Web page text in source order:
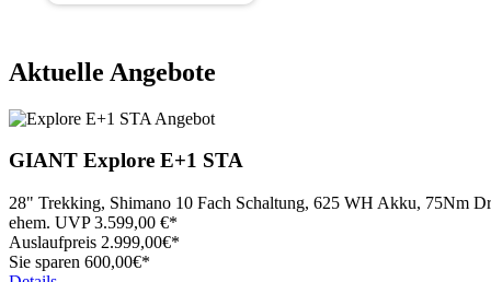
Aktuelle Angebote
GIANT Explore E+1 STA
28" Trekking, Shimano 10 Fach Schaltung, 625 WH Akku, 75Nm
ehem. UVP3.599,00 €*
Auslaufpreis 2.999,00€*
Sie sparen 600,00€*